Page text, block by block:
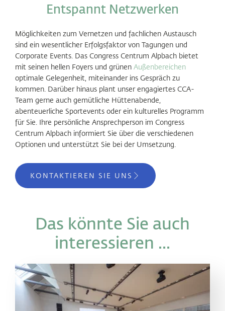
Entspannt Netzwerken
Möglichkeiten zum Vernetzen und fachlichen Austausch
sind ein wesentlicher Erfolgsfaktor von Tagungen und
Corporate Events. Das Congress Centrum Alpbach bietet
mit seinen hellen Foyers und grünen Außenbereichen
optimale Gelegenheit, miteinander ins Gespräch zu
kommen. Darüber hinaus plant unser engagiertes CCA-
Team gerne auch gemütliche Hüttenabende,
abenteuerliche Sportevents oder ein kulturelles Programm
für Sie. Ihre persönliche Ansprechperson im Congress
Centrum Alpbach informiert Sie über die verschiedenen
Optionen und unterstützt Sie bei der Umsetzung.
KONTAKTIEREN SIE UNS
Das könnte Sie auch
interessieren ...